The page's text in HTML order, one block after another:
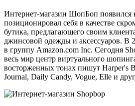
Интернет-магазин ШопБоп появился
позиционировал себя в качестве
бутика, предлагающего своим
джинсовой одежды и аксессуаров. В
в группу Amazon.com Inc. Сегодня
весь мир центр виртуального
восторженных тонах пишут Harper's
Journal, Daily Candy, Vogue, Elle и